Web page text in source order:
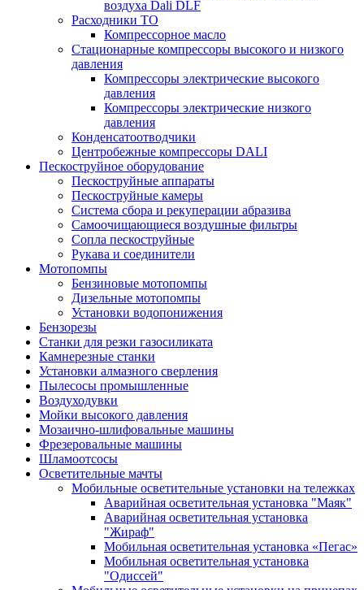
воздуха Dali DLF
Расходники ТО
Компрессорное масло
Стационарные компрессоры высокого и низкого
давления
Компрессоры электрические высокого
давления
Компрессоры электрические низкого
давления
Конденсатоотводчики
Центробежные компрессоры DALI
Пескоструйное оборудование
Пескоструйные аппараты
Пескоструйные камеры
Система сбора и рекуперации абразива
Самоочищающиеся воздушные фильтры
Сопла пескоструйные
Рукава и соединители
Мотопомпы
Бензиновые мотопомпы
Дизельные мотопомпы
Установки водопонижения
Бензорезы
Станки для резки газосиликата
Камнерезные станки
Установки алмазного сверления
Пылесосы промышленные
Воздуходувки
Мойки высокого давления
Мозаично-шлифовальные машины
Фрезеровальные машины
Шламоотсосы
Осветительные мачты
Мобильные осветительные установки на тележках
Аварийная осветительная установка "Маяк"
Аварийная осветительная установка
"Жираф"
Мобильная осветительная установка «Пегас»
Мобильная осветительная установка
"Одиссей"